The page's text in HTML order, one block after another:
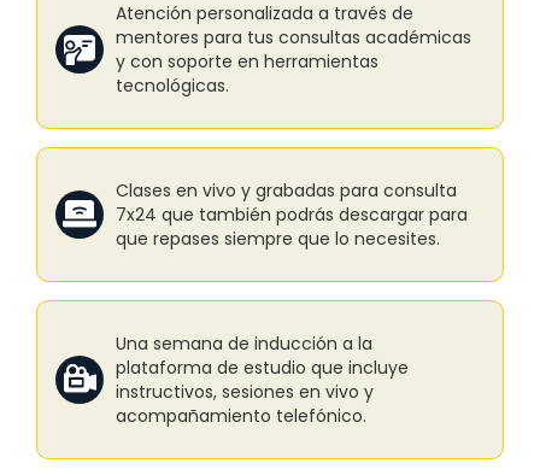
Atención personalizada a través de
mentores para tus consultas académicas
y con soporte en herramientas
tecnológicas.
Clases en vivo y grabadas para consulta
7x24 que también podrás descargar para
que repases siempre que lo necesites.
Una semana de inducción a la
plataforma de estudio que incluye
instructivos, sesiones en vivo y
acompañamiento telefónico.